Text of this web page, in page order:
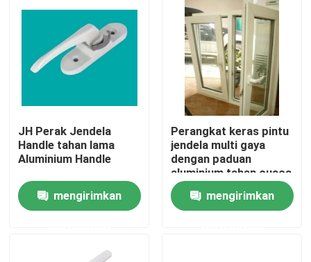
Rumah
Produk
JH Perak Jendela
Handle tahan lama
Aluminium Handle
mengirimkan
Perangkat keras pintu
jendela multi gaya
dengan paduan
aluminium tahan cuaca
mengirimkan